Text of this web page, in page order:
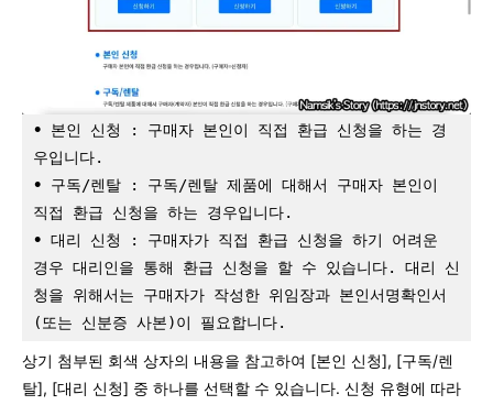
∙ 본인 신청 : 구매자 본인이 직접 환급 신청을 하는 경
우입니다.
∙ 구독/렌탈 : 구독/렌탈 제품에 대해서 구매자 본인이
직접 환급 신청을 하는 경우입니다.
∙ 대리 신청 : 구매자가 직접 환급 신청을 하기 어려운
경우 대리인을 통해 환급 신청을 할 수 있습니다. 대리 신
청을 위해서는 구매자가 작성한 위임장과 본인서명확인서
(또는 신분증 사본)이 필요합니다.
상기 첨부된 회색 상자의 내용을 참고하여 [본인 신청], [구독/렌
탈], [대리 신청] 중 하나를 선택할 수 있습니다. 신청 유형에 따라